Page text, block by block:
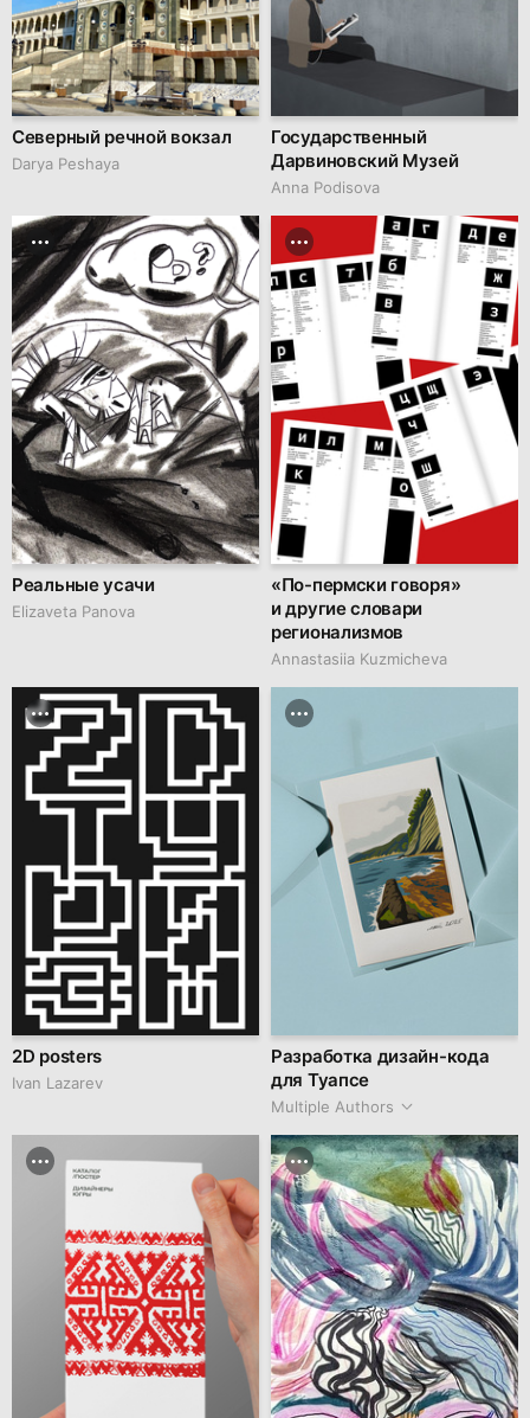
Северный речной вокзал
Darya Peshaya
Государственный
Дарвиновский Музей
Аnna Podisova
Реальные усачи
Elizaveta Panova
«По-пермски говоря»
и другие словари
регионализмов
Annastasiia Kuzmicheva
2D posters
Ivan Lazarev
Разработка дизайн-кода
для Туапсе
Multiple Authors